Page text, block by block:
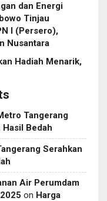
dan Energi
Tinjau
I (Persero),
Nusantara
Hadiah Menarik,
Tangerang
Bedah
Serahkan
Air Perumdam
on Harga